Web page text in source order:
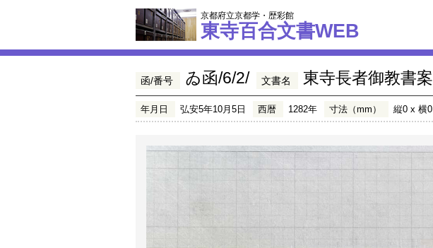
京都府立京都学・歴彩館
東寺百合文書WEB
函/番号 ゐ函/6/2/ 文書名 東寺長者御教書案
年月日 弘安5年10月5日 西暦 1282年 寸法（mm） 縦0 x 横0